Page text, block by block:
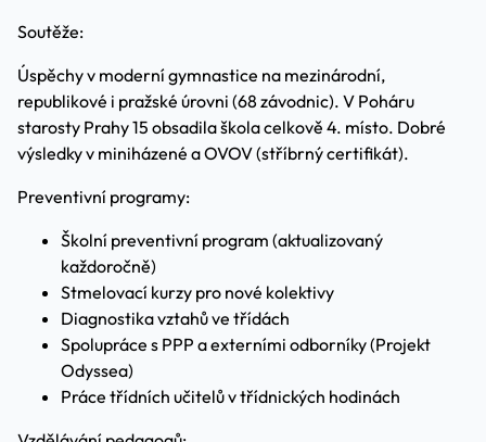
Soutěže:
Úspěchy v moderní gymnastice na mezinárodní,
republikové i pražské úrovni (68 závodnic). V Poháru
starosty Prahy 15 obsadila škola celkově 4. místo. Dobré
výsledky v miniházené a OVOV (stříbrný certifikát).
Preventivní programy:
Školní preventivní program (aktualizovaný
každoročně)
Stmelovací kurzy pro nové kolektivy
Diagnostika vztahů ve třídách
Spolupráce s PPP a externími odborníky (Projekt
Odyssea)
Práce třídních učitelů v třídnických hodinách